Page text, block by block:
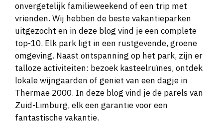
onvergetelijk familieweekend of een trip met
vrienden. Wij hebben de beste vakantieparken
uitgezocht en in deze blog vind je een complete
top-10. Elk park ligt in een rustgevende, groene
omgeving. Naast ontspanning op het park, zijn er
talloze activiteiten: bezoek kasteelruïnes, ontdek
lokale wijngaarden of geniet van een dagje in
Thermae 2000. In deze blog vind je de parels van
Zuid-Limburg, elk een garantie voor een
fantastische vakantie.